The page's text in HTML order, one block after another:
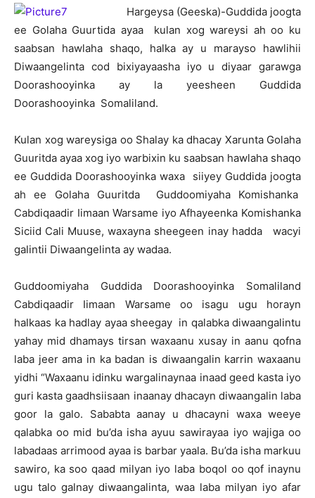
Hargeysa (Geeska)-Guddida joogta
ee Golaha Guurtida ayaa kulan xog wareysi ah oo ku
saabsan hawlaha shaqo, halka ay u marayso hawlihii
Diwaangelinta cod bixiyayaasha iyo u diyaar garawga
Doorashooyinka ay la yeesheen Guddida
Doorashooyinka Somaliland.
Kulan xog wareysiga oo Shalay ka dhacay Xarunta Golaha
Guuritda ayaa xog iyo warbixin ku saabsan hawlaha shaqo
ee Guddida Doorashooyinka waxa siiyey Guddida joogta
ah ee Golaha Guuritda Guddoomiyaha Komishanka
Cabdiqaadir Iimaan Warsame iyo Afhayeenka Komishanka
Siciid Cali Muuse, waxayna sheegeen inay hadda wacyi
galintii Diwaangelinta ay wadaa.
Guddoomiyaha Guddida Doorashooyinka Somaliland
Cabdiqaadir Iimaan Warsame oo isagu ugu horayn
halkaas ka hadlay ayaa sheegay in qalabka diwaangalintu
yahay mid dhamays tirsan waxaanu xusay in aanu qofna
laba jeer ama in ka badan is diwaangalin karrin waxaanu
yidhi “Waxaanu idinku wargalinaynaa inaad geed kasta iyo
guri kasta gaadhsiisaan inaanay dhacayn diwaangalin laba
goor la galo. Sababta aanay u dhacayni waxa weeye
qalabka oo mid bu’da isha ayuu sawirayaa iyo wajiga oo
labadaas arrimood ayaa is barbar yaala. Bu’da isha markuu
sawiro, ka soo qaad milyan iyo laba boqol oo qof inaynu
ugu talo galnay diwaangalinta, waa laba milyan iyo afar